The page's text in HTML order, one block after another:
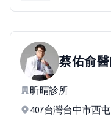
蔡佑俞
昕晴診所
407台灣台中市西